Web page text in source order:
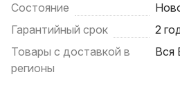
Состояние
Гарантийный срок
2
Товары с доставкой в
регионы
Вся